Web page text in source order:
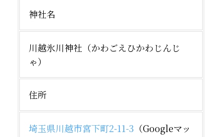
神社名
川越氷川神社（かわごえひかわじんじ
ゃ）
住所
埼玉県川越市宮下町2-11-3 （Googleマッ